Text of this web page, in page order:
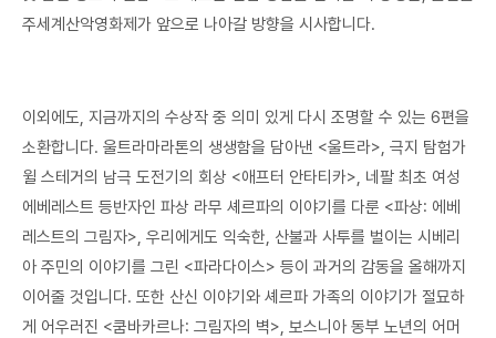
주세계산악영화제가 앞으로 나아갈 방향을 시사합니다.
이외에도, 지금까지의 수상작 중 의미 있게 다시 조명할 수 있는 6편을
소환합니다. 울트라마라톤의 생생함을 담아낸 <울트라>, 극지 탐험가
윌 스테거의 남극 도전기의 회상 <애프터 안타티카>, 네팔 최초 여성
에베레스트 등반자인 파상 라무 셰르파의 이야기를 다룬 <파상: 에베
레스트의 그림자>, 우리에게도 익숙한, 산불과 사투를 벌이는 시베리
아 주민의 이야기를 그린 <파라다이스> 등이 과거의 감동을 올해까지
이어줄 것입니다. 또한 산신 이야기와 셰르파 가족의 이야기가 절묘하
게 어우러진 <쿰바카르나: 그림자의 벽>, 보스니아 동부 노년의 어머